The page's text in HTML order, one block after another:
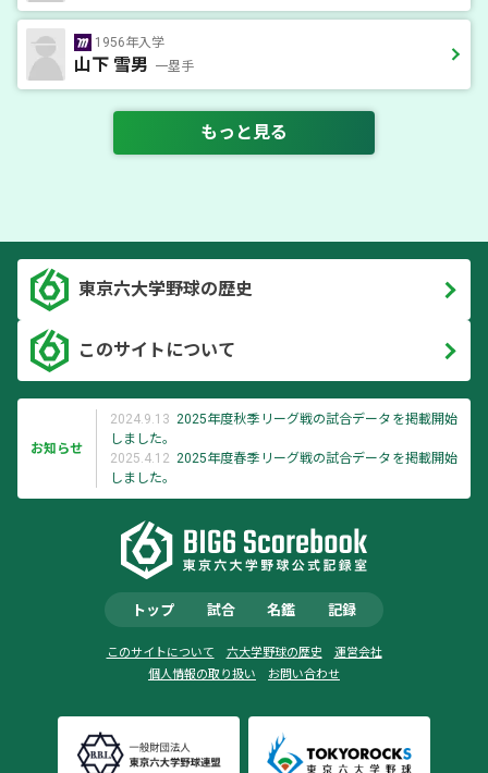
1956年入学
山下 雪男 一塁手
もっと見る
東京六大学野球の歴史
このサイトについて
お知らせ
2024.9.13 2025年度秋季リーグ戦の試合データを掲載開始
しました。
2025.4.12 2025年度春季リーグ戦の試合データを掲載開始
しました。
トップ 試合 名鑑 記録
このサイトについて 六大学野球の歴史
運営会社
個人情報の取り扱い
お問い合わせ